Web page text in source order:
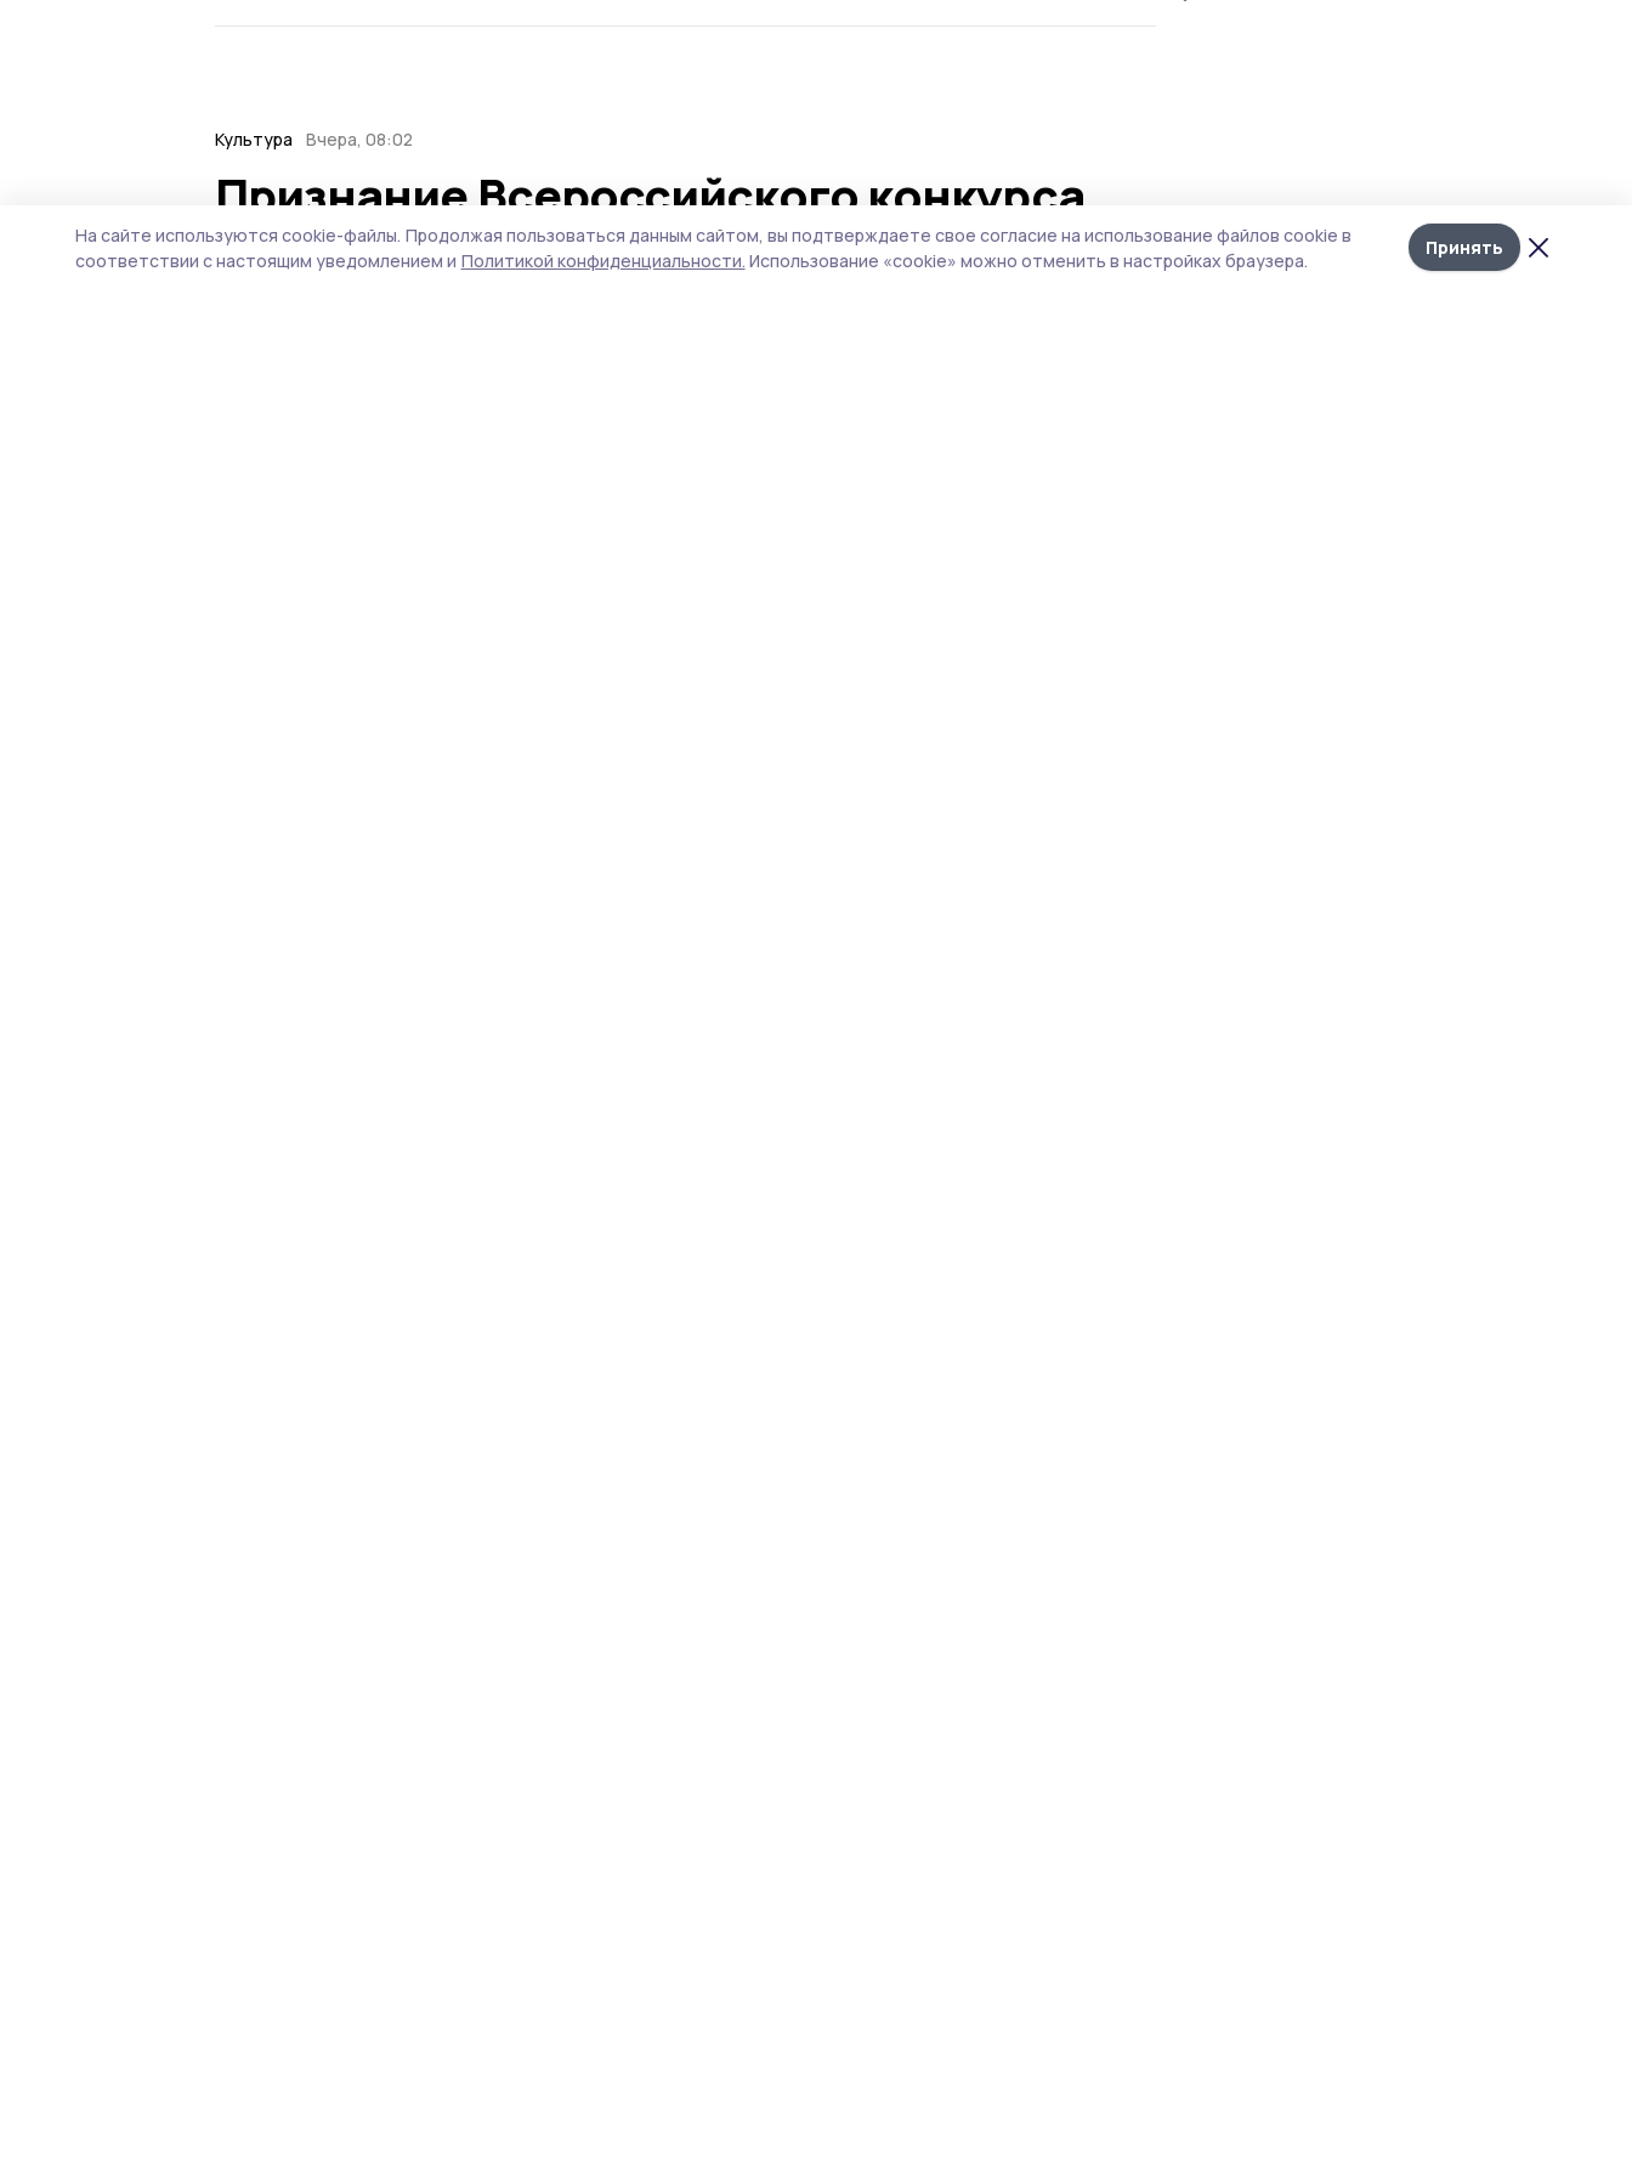
Лента
новостей
Культура Вчера, 08:02
Признание Всероссийского конкурса
«Палитра ремёсел» заслужили
На сайте используются cookie-файлы. Продолжая пользоваться данным сайтом, вы подтверждаете свое согласие на использование файлов cookie в
соответствии с настоящим уведомлением и Политикой конфиденциальности. Использование «cookie» можно отменить в настройках браузера.
Принять